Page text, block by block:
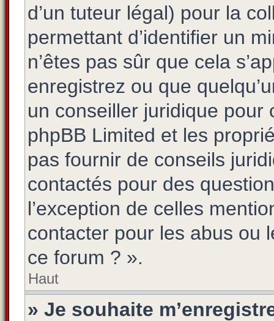
d’un tuteur légal) pour la
permettant d’identifier un
n’êtes pas sûr que cela
enregistrez ou que
un conseiller juridique pour
phpBB Limited et les
pas fournir de conseils
contactés pour des
l’exception de celles
contacter pour les abus ou
ce forum ? ».
Haut
» Je souhaite